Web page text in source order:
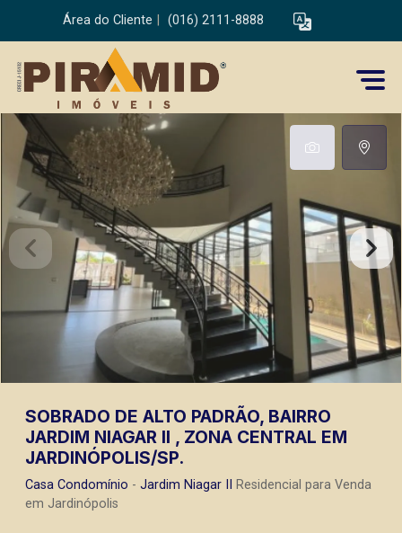
Área do Cliente (016) 2111-8888
SOBRADO DE ALTO PADRÃO, BAIRRO
JARDIM NIAGAR II , ZONA CENTRAL EM
JARDINÓPOLIS/SP.
Casa Condomínio - Jardim Niagar II
Residencial para Venda
em Jardinópolis